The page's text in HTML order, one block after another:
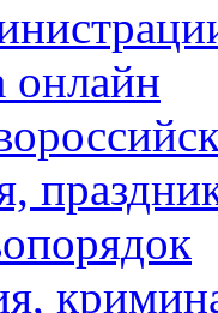
онлайн